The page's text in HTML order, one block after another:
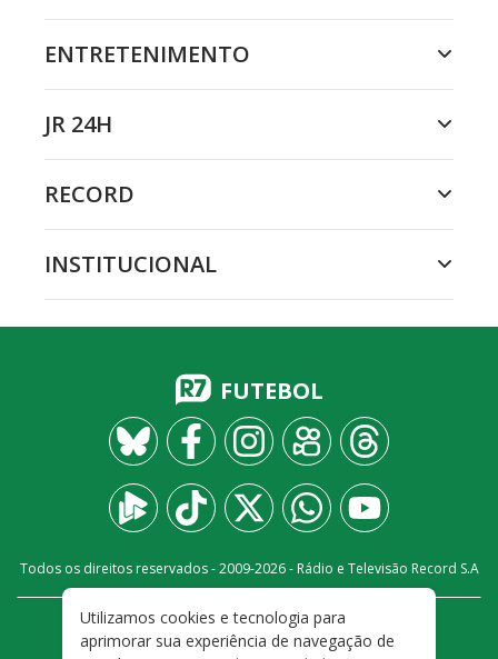
ENTRETENIMENTO
JR 24H
RECORD
INSTITUCIONAL
FUTEBOL
Todos os direitos reservados - 2009-2026- Rádio e Televisão Record S.A
FALE CONOSCO
PRIVACIDADE
Utilizamos cookies e tecnologia para
aprimorar sua experiência de navegação de